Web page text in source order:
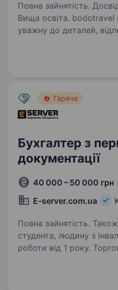
Повна зайнятість.
Вища освіта. bodotravel шукає бухгалтера —
уважну до деталей,
Гаряча
Бухгалтер з
документації
40 000 – 50 000 грн
E-server.com.ua
Повна зайнятість.
студента, людину з
роботи від 1 року. Торгова компанія EServer
колегу на посаду